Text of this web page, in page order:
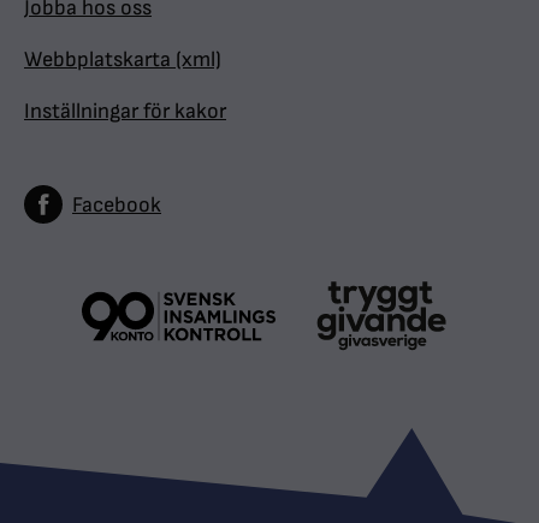
Jobba hos oss
Webbplatskarta (xml)
Inställningar för kakor
Facebook